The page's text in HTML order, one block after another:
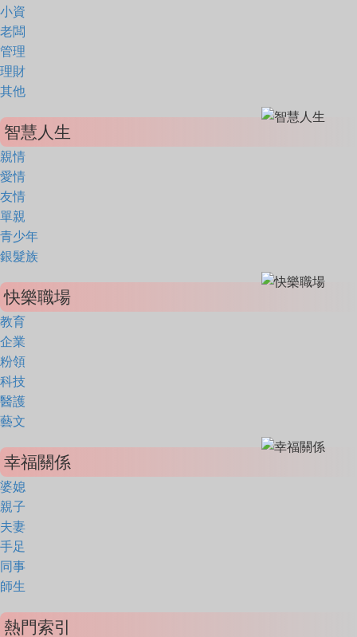
小資
老闆
管理
理財
其他
智慧人生
親情
愛情
友情
單親
青少年
銀髮族
快樂職場
教育
企業
粉領
科技
醫護
藝文
幸福關係
婆媳
親子
夫妻
手足
同事
師生
熱門索引